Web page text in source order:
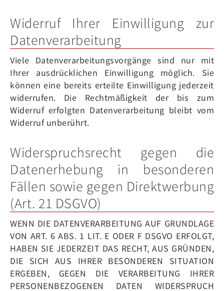
Widerruf Ihrer Einwilligung zur
Datenverarbeitung
Viele Datenverarbeitungsvorgänge sind nur mit
Ihrer ausdrücklichen Einwilligung möglich. Sie
können eine bereits erteilte Einwilligung jederzeit
widerrufen. Die Rechtmäßigkeit der bis zum
Widerruf erfolgten Datenverarbeitung bleibt vom
Widerruf unberührt.
Widerspruchsrecht gegen die
Datenerhebung in besonderen
Fällen sowie gegen Direktwerbung
(Art. 21 DSGVO)
WENN DIE DATENVERARBEITUNG AUF GRUNDLAGE
VON ART. 6 ABS. 1 LIT. E ODER F DSGVO ERFOLGT,
HABEN SIE JEDERZEIT DAS RECHT, AUS GRÜNDEN,
DIE SICH AUS IHRER BESONDEREN SITUATION
ERGEBEN, GEGEN DIE VERARBEITUNG IHRER
PERSONENBEZOGENEN DATEN WIDERSPRUCH